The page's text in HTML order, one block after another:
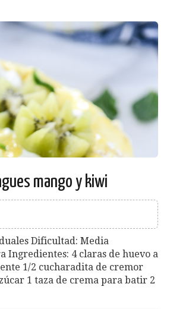
mango y kiwi
Dificultad: Media
Ingredientes: 4 claras de huevo a
1/2 cucharadita de cremor
1 taza de crema para batir 2